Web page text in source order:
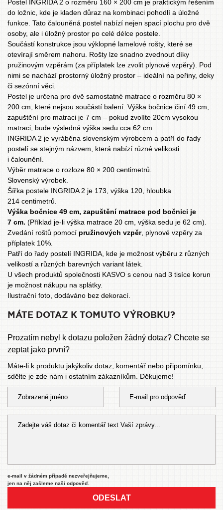
Postel INGRIDA 2 o rozměru 160 × 200 cm je praktickým řešením
do ložnic, kde je kladen důraz na kombinaci pohodlí a úložné
funkce. Tato čalouněná postel nabízí nejen spací plochu pro dvě
osoby, ale i úložný prostor po celé délce postele.
Součástí konstrukce jsou výklopné lamelové rošty, které se
otevírají směrem nahoru. Rošty lze snadno zvednout díky
pružinovým vzpěrám (za příplatek lze zvolit plynové vzpěry). Pod
nimi se nachází prostorný úložný prostor – ideální na peřiny, deky
či sezónní věci.
Postel je určena pro dvě samostatné matrace o rozměru 80 ×
200 cm, které nejsou součástí balení. Výška bočnice činí 49 cm,
zapuštění pro matraci je 7 cm – pokud zvolíte 20cm vysokou
matraci, bude výsledná výška sedu cca 62 cm.
INGRIDA 2 je vyráběna slovenským výrobcem a patří do řady
postelí se stejným názvem, která nabízí různé velikosti
i čalounění.
Výběr matrace o rozloze 80 × 200 centimetrů.
Slovenský výrobek.
Šířka postele INGRIDA 2 je 173, výška 120, hloubka
214 centimetrů.
Výška bočnice 49 cm, zapuštění matrace pod bočnici je
7 cm. (Příklad je-li výška matrace 20 cm, výška sedu je 62 cm).
Zvedání roštů pomocí pružinových vzpěr, plynové vzpěry za
příplatek 10%.
Patří do řady postelí INGRIDA , kde je možnost výběru z různých
velikostí a různých barevných variant látek.
U všech produktů společnosti KASVO s cenou nad 3 tisíce korun
je možnost nákupu na splátky.
Ilustrační foto, dodáváno bez dekorací.
MÁTE DOTAZ K TOMUTO VÝROBKU?
Prozatím nebyl k dotazu položen žádný dotaz? Chcete se
zeptat jako první?
Máte-li k produktu jakýkoliv dotaz, komentář nebo připomínku,
sdělte je zde nám i ostatním zákazníkům. Děkujeme!
e-mail v žádném případě nezveřejňujeme,
jen na něj zašleme naši odpověď.
ODESLAT